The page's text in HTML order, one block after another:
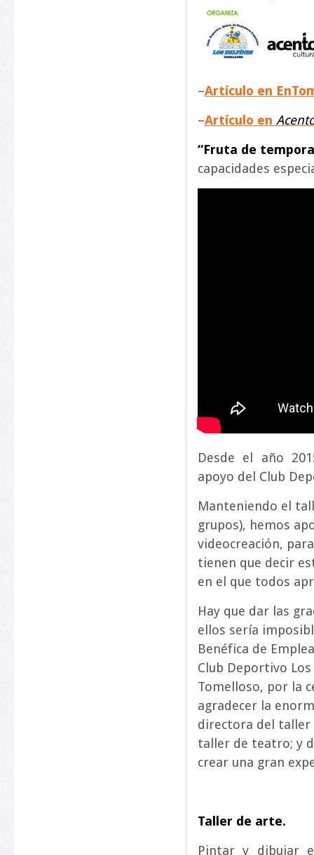
–Artículo en
–Artículo en
“Fruta de
capacidades
Desde el año
apoyo del Club
Manteniendo el
grupos), hemos
videocreación,
tienen que decir
en el que todos
Hay que dar las
ellos sería
Benéfica de
Club Deportivo
Tomelloso, por la
agradecer la
directora del taller
taller de teatro; y
crear una gran
Taller de arte.
Pintar y dibujar